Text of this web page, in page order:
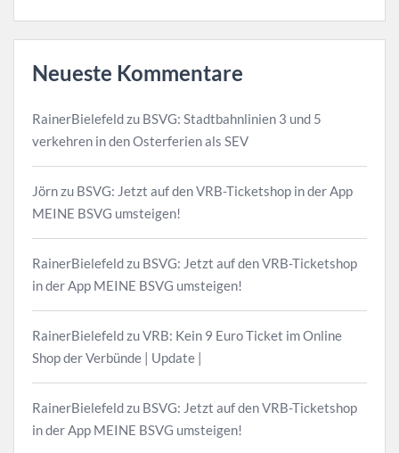
Neueste Kommentare
RainerBielefeldzu BSVG: Stadtbahnlinien 3 und 5
verkehren in den Osterferien als SEV
Jörnzu BSVG: Jetzt auf den VRB-Ticketshop in der App
MEINE BSVG umsteigen!
RainerBielefeldzu BSVG: Jetzt auf den VRB-Ticketshop
in der App MEINE BSVG umsteigen!
RainerBielefeldzuVRB: Kein 9 Euro Ticket im Online
Shop der Verbünde | Update |
RainerBielefeldzu BSVG: Jetzt auf den VRB-Ticketshop
in der App MEINE BSVG umsteigen!